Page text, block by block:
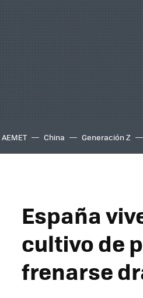
AEMET China Generación Z
España
cultivo de
frenarse